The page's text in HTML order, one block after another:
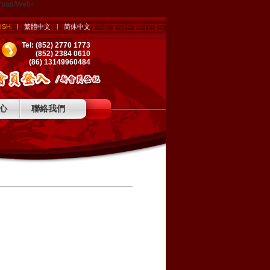
Web-
| 繁體中文 | 简体中文
Tel: (852) 2770 1773
(852) 2384 0610
(86) 13149960484
聯絡我們